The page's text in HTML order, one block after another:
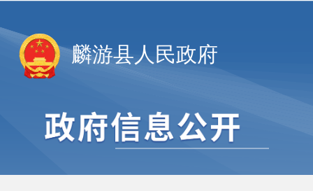
麟游县人民政府